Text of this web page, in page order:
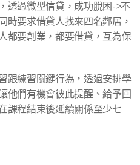
透過微型信貸，成功脫困->不
時要求借貸人找來四名鄰居，
都要創業，都要借貸，互為保
跟練習關鍵行為，透過安排學
他們有機會彼此提醒、給予回
課程結束後延續關係至少七